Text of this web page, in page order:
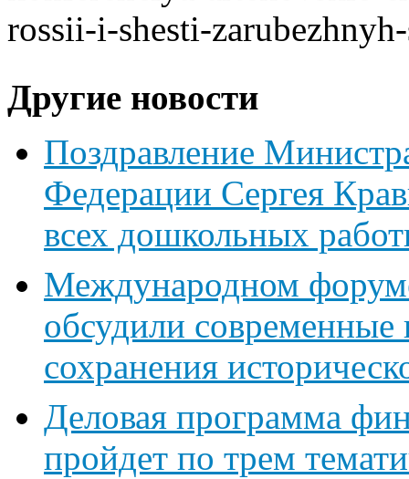
rossii-i-shesti-
Другие новости
Поздравление
Федерации Сергея
всех дошкольных
Международном
обсудили современные
сохранения
Деловая программа
пройдет по трем